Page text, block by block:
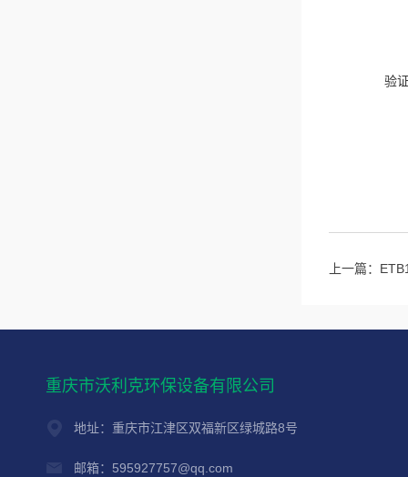
验
上一篇：
重庆市沃利克环保设备有限公司
地址：重庆市江津区双福新区绿城路8号
邮箱：595927757@qq.com